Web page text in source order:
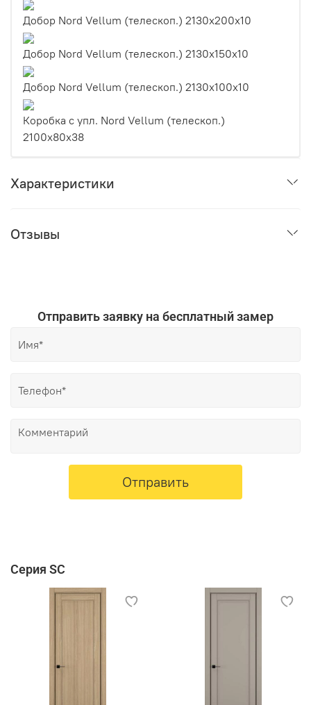
Добор Nord Vellum (телескоп.) 2130х200х10
Добор Nord Vellum (телескоп.) 2130х150х10
Добор Nord Vellum (телескоп.) 2130х100х10
Коробка с упл. Nord Vellum (телескоп.)
2100х80х38
Характеристики
Отзывы
Отправить заявку на бесплатный замер
Отправить
Серия SC